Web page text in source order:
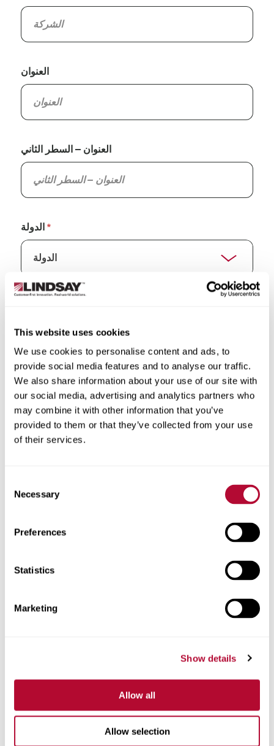
This website uses cookies
We use cookies to personalise content and ads, to
provide social media features and to analyse our traffic.
We also share information about your use of our site with
our social media, advertising and analytics partners who
may combine it with other information that you’ve
provided to them or that they’ve collected from your use
of their services.
Selection
Necessary
Preferences
Statistics
Marketing
Show details
Allow all
Allow selection
العنوان
العنوان – السطر الثاني
الدولة
المدينة
هاتف